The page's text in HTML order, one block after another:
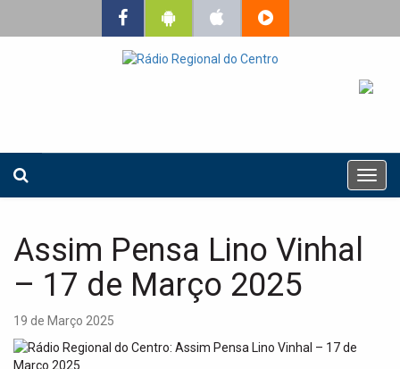
T
o
Assim Pensa Lino Vinhal
– 17 de Março 2025
19 de Março 2025